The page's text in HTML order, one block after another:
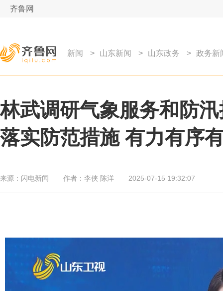
齐鲁网
新闻 > 山东新闻 > 山东政务 > 政务新
林武调研气象服务和防
落实防范措施 有力有序
来源： 闪电新闻 作者： 李侠 陈洋 2025-07-15 19:32:07